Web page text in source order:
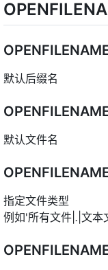
默认后缀名
默认文件名
指定文件类型
例如'所有文件| . |文